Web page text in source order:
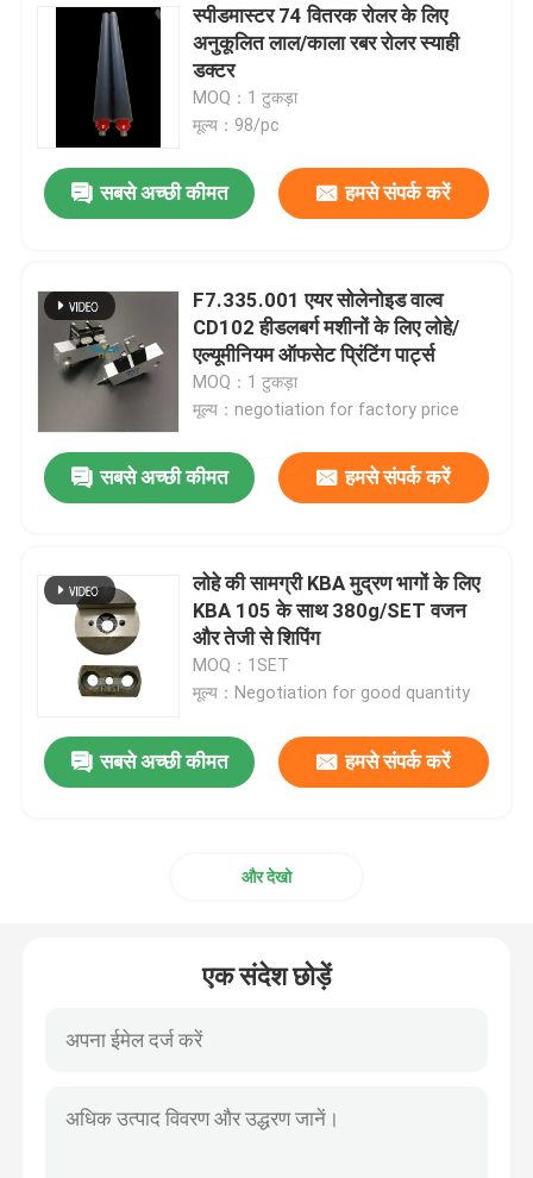
स्पीडमास्टर 74 वितरक रोलर के लिए
अनुकूलित लाल/काला रबर रोलर स्याही
डक्टर
MOQ：1 टुकड़ा
मूल्य：98/pc
सबसे अच्छी कीमत हमसे संपर्क करें
F7.335.001 एयर सोलेनोइड वाल्व
CD102 हीडलबर्ग मशीनों के लिए लोहे/
एल्यूमीनियम ऑफसेट प्रिंटिंग पार्ट्स
MOQ：1 टुकड़ा
मूल्य：negotiation for factory price
सबसे अच्छी कीमत हमसे संपर्क करें
लोहे की सामग्री KBA मुद्रण भागों के लिए
KBA 105 के साथ 380g/SET वजन
और तेजी से शिपिंग
MOQ：1SET
मूल्य：Negotiation for good quantity
सबसे अच्छी कीमत हमसे संपर्क करें
और देखो
एक संदेश छोड़ें